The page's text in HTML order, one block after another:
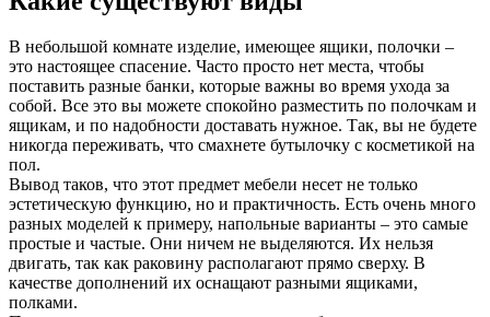
В небольшой комнате изделие, имеющее ящики, полочки –
это настоящее спасение. Часто просто нет места, чтобы
поставить разные банки, которые важны во время ухода за
собой. Все это вы можете спокойно разместить по полочкам и
ящикам, и по надобности доставать нужное. Так, вы не будете
никогда переживать, что смахнете бутылочку с косметикой на
пол.
Вывод таков, что этот предмет мебели несет не только
эстетическую функцию, но и практичность. Есть очень много
разных моделей к примеру, напольные варианты – это самые
простые и частые. Они ничем не выделяются. Их нельзя
двигать, так как раковину располагают прямо сверху. В
качестве дополнений их оснащают разными ящиками,
полками.